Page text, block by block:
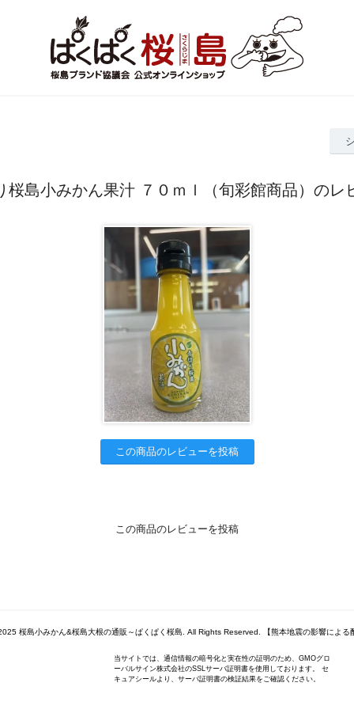
桜島小みかん果汁 ７０ｍｌ（旬彩館商品）のレ
この商品のレビューを投稿
この商品のレビューを投稿
桜島小みかん&桜島大根の通販～ぱくぱく桜島. All Rights Reserved. 【熊本地震の影響による
当サイトでは、通信情報の暗号化と実在性の証明のため、GMOグロ
ーバルサイン株式会社のSSLサーバ証明書を使用しております。 セ
キュアシールより、サーバ証明書の検証結果をご確認ください。